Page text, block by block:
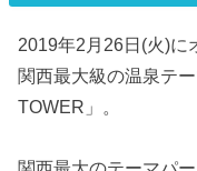
2019年2月26日(火)に
関西最大級の温泉テ
TOWER」。